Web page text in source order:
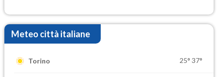
Meteo città italiane
Torino 25° 37°